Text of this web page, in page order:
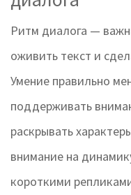
Ритм диалога —
оживить текст и
Умение правильно
поддерживать
раскрывать
внимание на
короткими